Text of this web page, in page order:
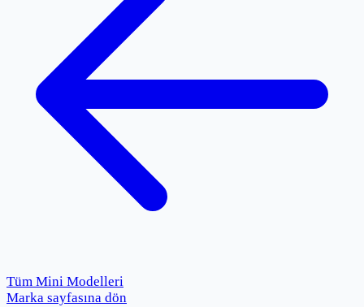
Tüm Mini Modelleri
Marka sayfasına dön